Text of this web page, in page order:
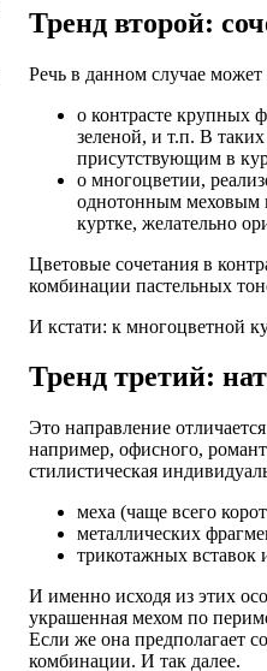
Тренд второй:
Речь в данном случае может
о контрасте крупных
зеленой, и т.п. В
присутствующим в
о многоцветии,
однотонным меховым
куртке, желательно
Цветовые сочетания в
комбинации пастельных
И кстати: к многоцветной
Тренд третий:
Это направление
например, офисного,
стилистическая
меха (чаще всего
металлических
трикотажных вставок
И именно исходя из этих
украшенная мехом по
Если же она предполагает
комбинации. И так далее.